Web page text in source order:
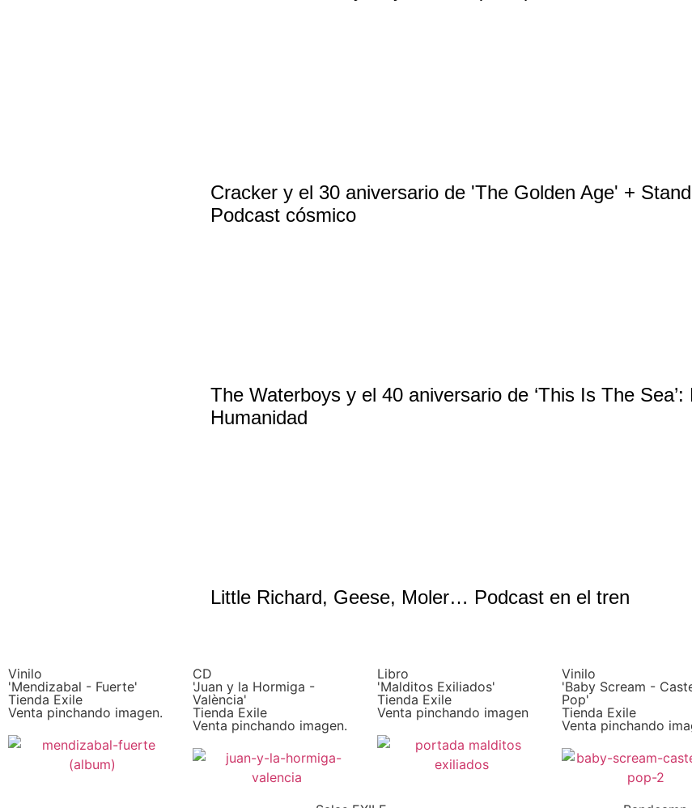
Cracker y el 30 aniversario de 'The Golden Age' +
Podcast cósmico
The Waterboys y el 40 aniversario de ‘This Is The
Humanidad
Little Richard, Geese, Moler… Podcast en el tren
Vinilo
'Mendizabal - Fuerte'
Tienda Exile
Venta pinchando imagen.
CD
'Juan y la Hormiga -
València'
Tienda Exile
Venta pinchando imagen.
Libro
'Malditos Exiliados'
Tienda Exile
Venta pinchando imagen
Vinilo
'Baby Scream -
Pop'
Tienda Exile
Venta pinchando